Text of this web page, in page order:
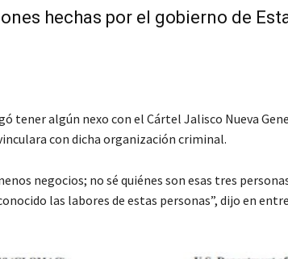
hechas por el gobierno de
tener algún nexo con el Cártel Jalisco Nueva
con dicha organización criminal.
negocios; no sé quiénes son esas tres
las labores de estas personas”, dijo en